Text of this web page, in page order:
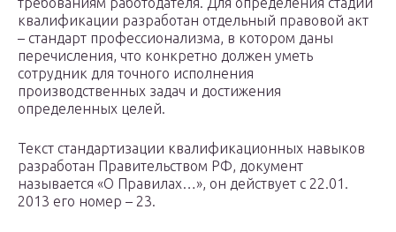
квалификации разработан отдельный правовой акт
– стандарт профессионализма, в котором даны
перечисления, что конкретно должен уметь
сотрудник для точного исполнения
производственных задач и достижения
определенных целей.
Текст стандартизации квалификационных навыков
разработан Правительством РФ, документ
называется «О Правилах…», он действует с 22.01.
2013 его номер – 23.